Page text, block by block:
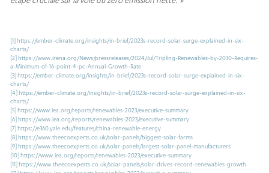
[1] https://ember-climate.org/insights/in-brief/2023s-record-solar-surge-explained-in-six-
charts/
[2] https://www.irena.org/News/pressreleases/2024/Jul/Tripling-Renewables-by-2030-Requires-
a-Minimum-of-16-point-4-pc-Annual-Growth-Rate
[3] https://ember-climate.org/insights/in-brief/2023s-record-solar-surge-explained-in-six-
charts/
[4] https://ember-climate.org/insights/in-brief/2023s-record-solar-surge-explained-in-six-
charts/
[5] https://www.iea.org/reports/renewables-2023/executive-summary
[6] https://www.iea.org/reports/renewables-2023/executive-summary
[7] https://e360.yale.edu/features/china-renewable-energy
[8] https://www.theecoexperts.co.uk/solar-panels/biggest-solar-farms
[9] https://www.theecoexperts.co.uk/solar-panels/largest-solar-panel-manufacturers
[10] https://www.iea.org/reports/renewables-2023/executive-summary
[11] https://www.theecoexperts.co.uk/solar-panels/solar-drives-record-renewables-growth